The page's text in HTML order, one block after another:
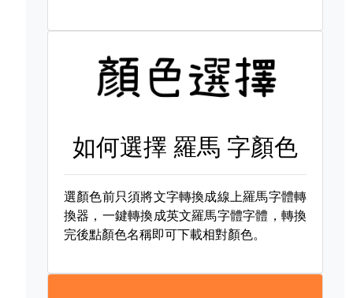
如何選擇羅馬 字顏色
選顏色前只須將文字轉換成線上羅馬字體轉
換器，一鍵轉換成英文羅馬字體字體，轉換
完後點顏色名稱即可下載相對顏色。